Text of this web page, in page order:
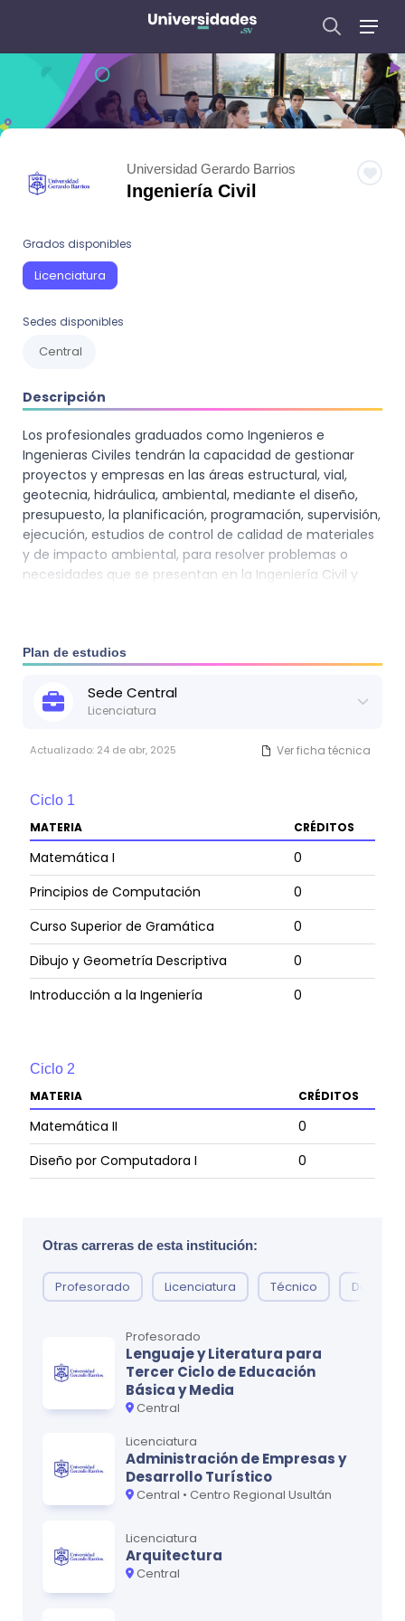
Universidad Gerardo Barrios
Ingeniería Civil
Grados disponibles
Licenciatura
Sedes disponibles
Central
Descripción
Los profesionales graduados como Ingenieros e
Ingenieras Civiles tendrán la capacidad de gestionar
proyectos y empresas en las áreas estructural, vial,
geotecnia, hidráulica, ambiental, mediante el diseño,
presupuesto, la planificación, programación, supervisión,
ejecución, estudios de control de calidad de materiales
y de impacto ambiental, para resolver problemas o
necesidades que se presentan en la Ingeniería Civil y
herramientas de comunicación e información
Plan de estudios
Sede Central
Licenciatura
Actualizado: 24 de abr, 2025 Ver ficha técnica
Ciclo 1
MATERIA
CRÉDITOS
Matemática I
0
Principios de Computación
0
Curso Superior de Gramática
0
Dibujo y Geometría Descriptiva
0
Introducción a la Ingeniería
0
Ciclo 2
MATERIA
CRÉDITOS
Matemática II
0
Diseño por Computadora I
0
MATERIA
CRÉDITOS
Topografía I
0
Mecánica de Sólidos I
0
Otras carreras de esta institución:
Profesorado Licenciatura Técnico
Profesorado
Lenguaje y Literatura para
Tercer Ciclo de Educación
Básica y Media
Central
Licenciatura
Administración de Empresas y
Desarrollo Turístico
Central • Centro Regional Usultán
Licenciatura
Arquitectura
Central